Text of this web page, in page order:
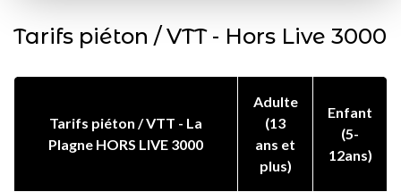
Tarifs piéton / VTT - Hors Live 3000
Tarifs piéton / VTT - La
Plagne HORS LIVE 3000
Adulte
(13
ans et
plus)
Enfant
(5-
12ans)